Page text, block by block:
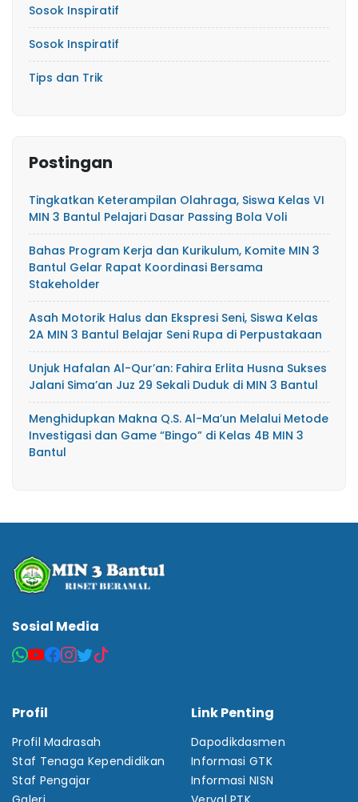
Sosok Inspiratif
Sosok Inspiratif
Tips dan Trik
Postingan
Tingkatkan Keterampilan Olahraga, Siswa Kelas VI
MIN 3 Bantul Pelajari Dasar Passing Bola Voli
Bahas Program Kerja dan Kurikulum, Komite MIN 3
Bantul Gelar Rapat Koordinasi Bersama
Stakeholder
Asah Motorik Halus dan Ekspresi Seni, Siswa Kelas
2A MIN 3 Bantul Belajar Seni Rupa di Perpustakaan
Unjuk Hafalan Al-Qur’an: Fahira Erlita Husna Sukses
Jalani Sima’an Juz 29 Sekali Duduk di MIN 3 Bantul
Menghidupkan Makna Q.S. Al-Ma’un Melalui Metode
Investigasi dan Game “Bingo” di Kelas 4B MIN 3
Bantul
Sosial Media
Profil
Profil Madrasah
Staf Tenaga Kependidikan
Staf Pengajar
Link Penting
Dapodikdasmen
Informasi GTK
Informasi NISN